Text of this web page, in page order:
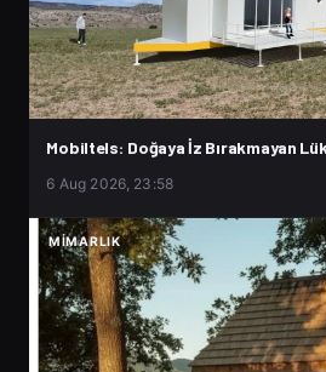
Mobiltels: Doğaya İz Bırakmayan
6 Aug 2026, 23:58
MIMARLIK